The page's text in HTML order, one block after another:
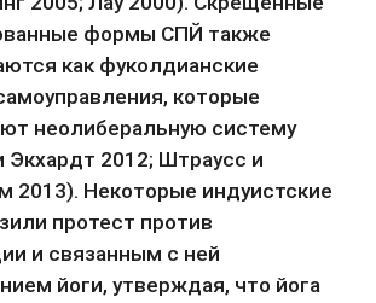
формы СПЙ также
как фуколдианские
которые
неолиберальную систему
Экхардт 2012; Штраусс и
2013). Некоторые индуистские
протест против
и связанным с ней
йоги, утверждая, что йога